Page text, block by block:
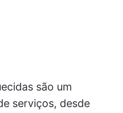
são um
serviços, desde